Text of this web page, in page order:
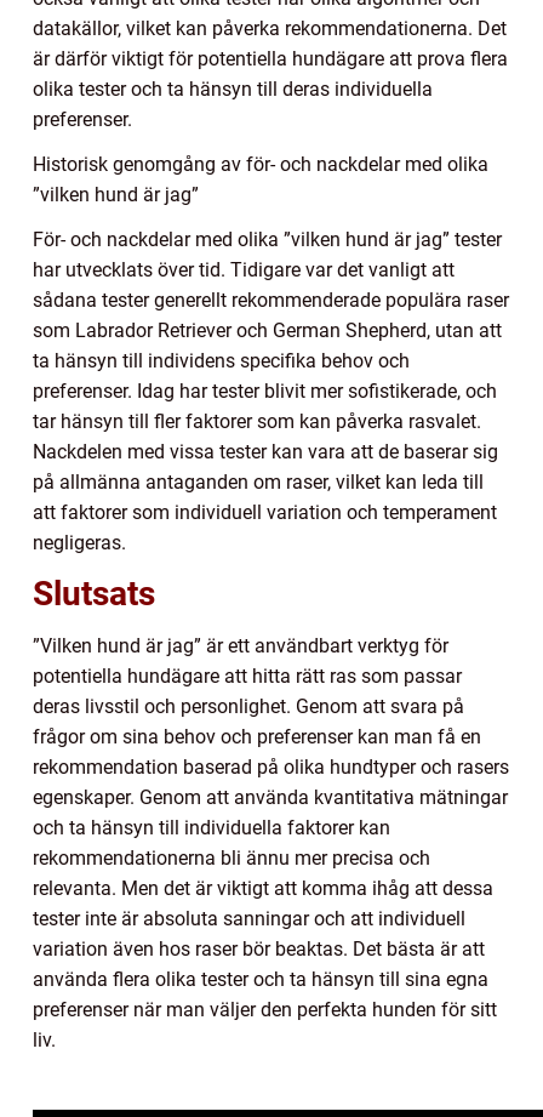
datakällor, vilket kan påverka rekommendationerna. Det
är därför viktigt för potentiella hundägare att prova flera
olika tester och ta hänsyn till deras individuella
preferenser.
Historisk genomgång av för- och nackdelar med olika
”vilken hund är jag”
För- och nackdelar med olika ”vilken hund är jag” tester
har utvecklats över tid. Tidigare var det vanligt att
sådana tester generellt rekommenderade populära raser
som Labrador Retriever och German Shepherd, utan att
ta hänsyn till individens specifika behov och
preferenser. Idag har tester blivit mer sofistikerade, och
tar hänsyn till fler faktorer som kan påverka rasvalet.
Nackdelen med vissa tester kan vara att de baserar sig
på allmänna antaganden om raser, vilket kan leda till
att faktorer som individuell variation och temperament
negligeras.
Slutsats
”Vilken hund är jag” är ett användbart verktyg för
potentiella hundägare att hitta rätt ras som passar
deras livsstil och personlighet. Genom att svara på
frågor om sina behov och preferenser kan man få en
rekommendation baserad på olika hundtyper och rasers
egenskaper. Genom att använda kvantitativa mätningar
och ta hänsyn till individuella faktorer kan
rekommendationerna bli ännu mer precisa och
relevanta. Men det är viktigt att komma ihåg att dessa
tester inte är absoluta sanningar och att individuell
variation även hos raser bör beaktas. Det bästa är att
använda flera olika tester och ta hänsyn till sina egna
preferenser när man väljer den perfekta hunden för sitt
liv.